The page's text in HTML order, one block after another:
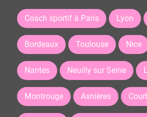
Coach sportif à Paris Lyon
Bordeaux Toulouse Nice
Nantes Neuilly sur Seine
Montrouge Asnières